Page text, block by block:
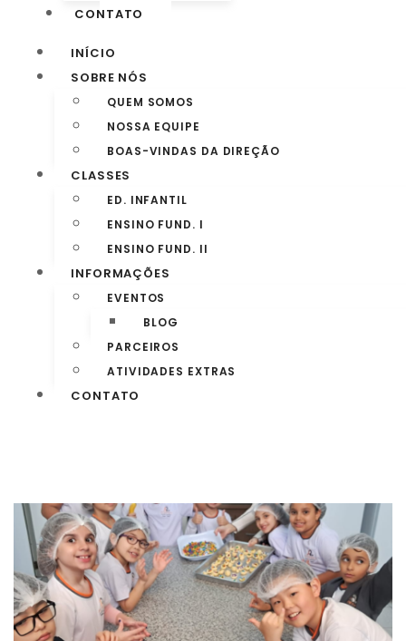
CONTATO
INÍCIO
SOBRE NÓS
QUEM SOMOS
NOSSA EQUIPE
BOAS-VINDAS DA DIREÇÃO
CLASSES
ED. INFANTIL
ENSINO FUND. I
ENSINO FUND. II
INFORMAÇÕES
EVENTOS
BLOG
PARCEIROS
ATIVIDADES EXTRAS
CONTATO